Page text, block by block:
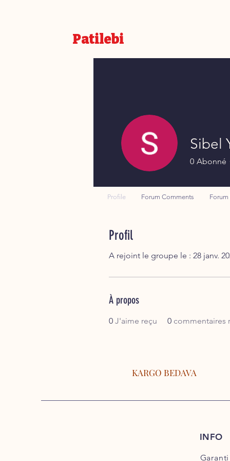
Patilebi
Profil
A rejoint le groupe le : 28 janv.
À propos
0 J'aime reçu 0 commentaires
Sibel
0 Abonné
Profile Forum Comments Forum
KARGO BEDAVA
INFO